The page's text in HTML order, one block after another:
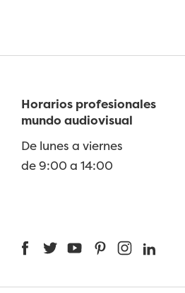
Horarios profesionales
mundo audiovisual
De lunes a viernes
de 9:00 a 14:00
FacebookTwitterYouTubePinterest